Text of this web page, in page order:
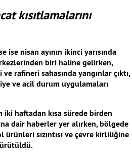
kısıtlamalarını
ise nisan ayının ikinci yarısında
biri haline gelirken,
rafineri sahasında yangınlar çıktı,
ve acil durum uygulamaları
iki haftadan kısa sürede birden
dair haberler yer alırken, bölgede
ürünleri sızıntısı ve çevre kirliliğine